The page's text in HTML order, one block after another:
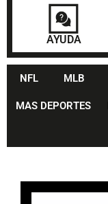
AYUDA
NFL MLB
MAS DEPORTES